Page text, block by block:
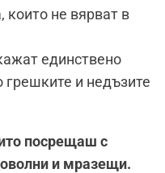
които не вярват в
единствено
и недъзите
посрещаш с
и мразещи.